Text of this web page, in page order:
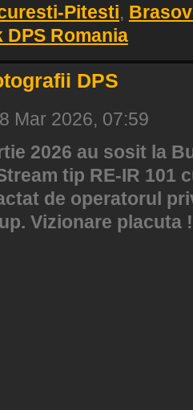
Pitesti,
DPS Romania
DPS
Mar 2026, 07:59
2026 au sosit la
tip RE-IR 101
de operatorul
Vizionare placuta !